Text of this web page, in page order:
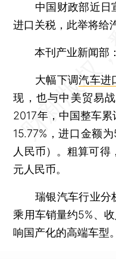
中国财政部近日
进口关税，此举将给
本刊产业新闻部：
大幅下调汽车进
现，也与中美贸易
2017年，中国整车
15.77%，进口金额
人民币）。粗算可
元人民币。
瑞银汽车行业分
乘用车销量约5%、
响国产化的高端车型。